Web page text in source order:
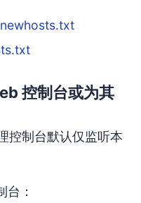
控制台或为其
控制台默认仅监听本
：